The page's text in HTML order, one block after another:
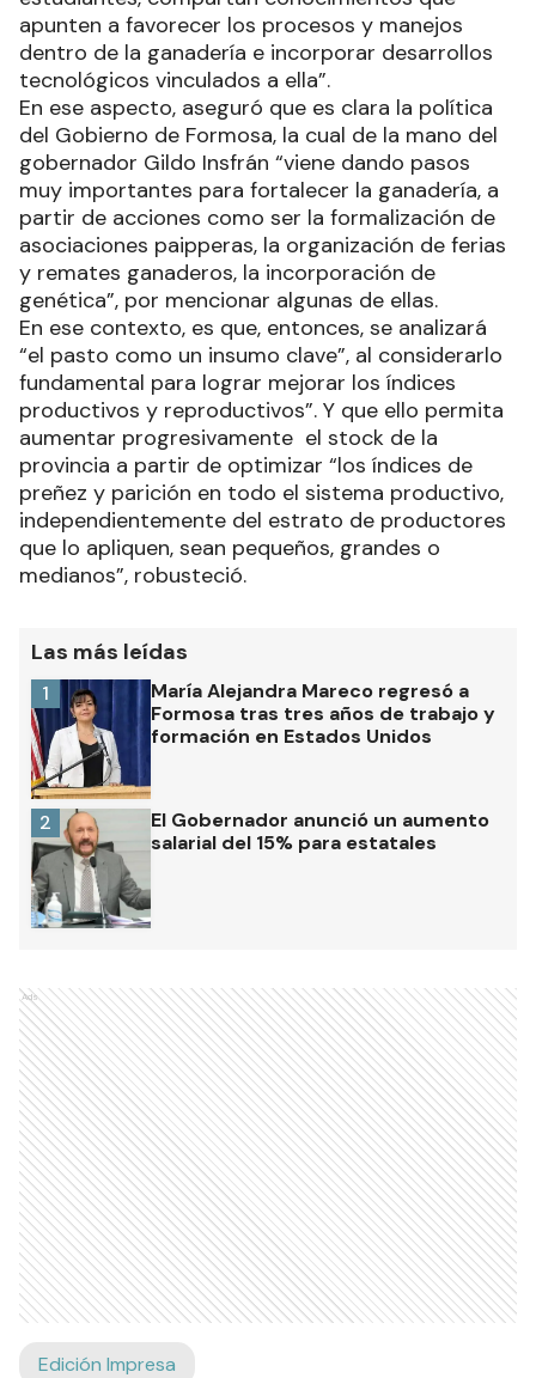
apunten a favorecer los procesos y manejos
dentro de la ganadería e incorporar desarrollos
tecnológicos vinculados a ella”.
En ese aspecto, aseguró que es clara la política
del Gobierno de Formosa, la cual de la mano del
gobernador Gildo Insfrán “viene dando pasos
muy importantes para fortalecer la ganadería, a
partir de acciones como ser la formalización de
asociaciones paipperas, la organización de ferias
y remates ganaderos, la incorporación de
genética”, por mencionar algunas de ellas.
En ese contexto, es que, entonces, se analizará
“el pasto como un insumo clave”, al considerarlo
fundamental para lograr mejorar los índices
productivos y reproductivos”. Y que ello permita
aumentar progresivamente el stock de la
provincia a partir de optimizar “los índices de
preñez y parición en todo el sistema productivo,
independientemente del estrato de productores
que lo apliquen, sean pequeños, grandes o
medianos”, robusteció.
Las más leídas
María Alejandra Mareco regresó a
Formosa tras tres años de trabajo y
formación en Estados Unidos
1
El Gobernador anunció un aumento
salarial del 15% para estatales
2
Ads
Edición Impresa